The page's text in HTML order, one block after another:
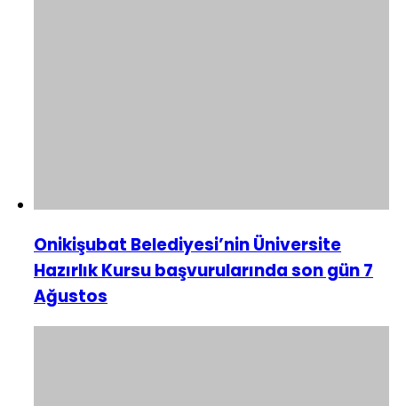
Onikişubat Belediyesi’nin Üniversite
Hazırlık Kursu başvurularında son gün 7
Ağustos